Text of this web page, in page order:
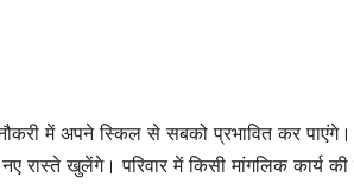
में अपने स्किल से सबको प्रभावित कर पाएंगे।
रास्ते खुलेंगे। परिवार में किसी मांगलिक कार्य